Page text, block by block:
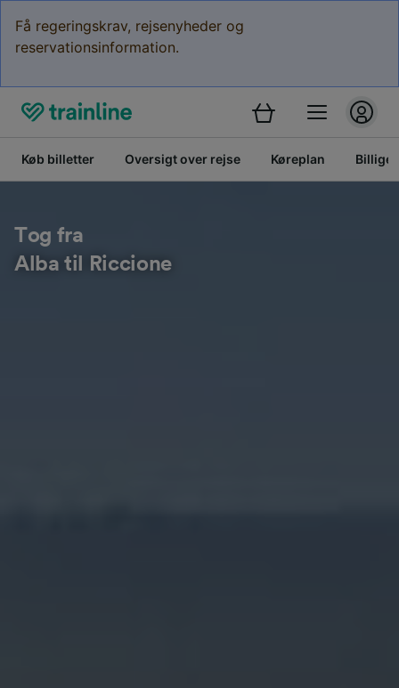
Få regeringskrav, rejsenyheder og
reservationsinformation.
Køb billetter Oversigt over rejse Køreplan Billige
Tog fra
Alba til Riccione